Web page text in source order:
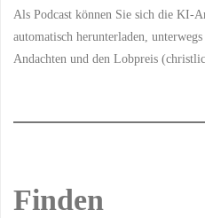
Als Podcast können Sie sich die KI-
automatisch herunterladen,
Andachten und den Lobpreis
Finden